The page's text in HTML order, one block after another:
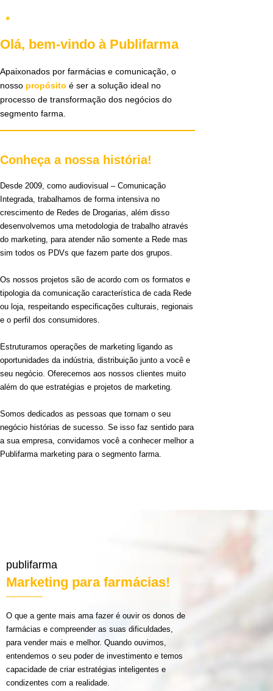
Olá, bem-vindo à Publifarma
Apaixonados por farmácias e comunicação, o
nosso propósito é ser a solução ideal no
processo de transformação dos negócios do
segmento farma.
Conheça a nossa história!
Desde 2009, como audiovisual – Comunicação
Integrada, trabalhamos de forma intensiva no
crescimento de Redes de Drogarias, além disso
desenvolvemos uma metodologia de trabalho através
do marketing, para atender não somente a Rede mas
sim todos os PDVs que fazem parte dos grupos.
Os nossos projetos são de acordo com os formatos e
tipologia da comunicação característica de cada Rede
ou loja, respeitando especificações culturais, regionais
e o perfil dos consumidores.
Estruturamos operações de marketing ligando as
oportunidades da indústria, distribuição junto a você e
seu negócio. Oferecemos aos nossos clientes muito
além do que estratégias e projetos de marketing.
Somos dedicados as pessoas que tornam o seu
negócio histórias de sucesso. Se isso faz sentido para
a sua empresa, convidamos você a conhecer melhor a
Publifarma marketing para o segmento farma.
publifarma
Marketing para farmácias!
O que a gente mais ama fazer é ouvir os donos de
farmácias e compreender as suas dificuldades,
para vender mais e melhor. Quando ouvimos,
entendemos o seu poder de investimento e temos
capacidade de criar estratégias inteligentes e
condizentes com a realidade.